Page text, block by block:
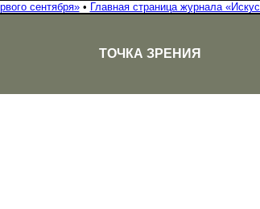
сентября»• Главная страница журнала
ТОЧКА ЗРЕНИЯ